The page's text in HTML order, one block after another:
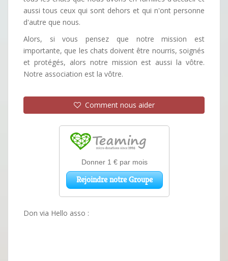
aussi tous ceux qui sont dehors et qui n'ont personne
d'autre que nous.
Alors, si vous pensez que notre mission est
importante, que les chats doivent être nourris, soignés
et protégés, alors notre mission est aussi la vôtre.
Notre association est la vôtre.
Comment nous aider
Don via Hello asso :